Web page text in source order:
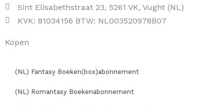
Sint Elisabethstraat 23, 5261 VK, Vught (NL)
KVK: 81034156 BTW: NL003520978B07
Kopen
(NL) Fantasy Boeken(box)abonnement
(NL) Romantasy Boekenabonnement